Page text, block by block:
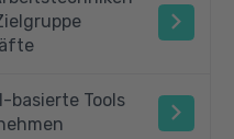
basierte Tools